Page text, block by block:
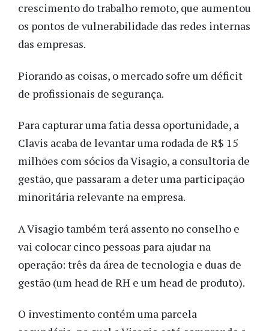
crescimento do trabalho remoto, que aumentou
os pontos de vulnerabilidade das redes internas
das empresas.
Piorando as coisas, o mercado sofre um déficit
de profissionais de segurança.
Para capturar uma fatia dessa oportunidade, a
Clavis acaba de levantar uma rodada de R$ 15
milhões com sócios da Visagio, a consultoria de
gestão, que passaram a deter uma participação
minoritária relevante na empresa.
A Visagio também terá assento no conselho e
vai colocar cinco pessoas para ajudar na
operação: três da área de tecnologia e duas de
gestão (um head de RH e um head de produto).
O investimento contém uma parcela